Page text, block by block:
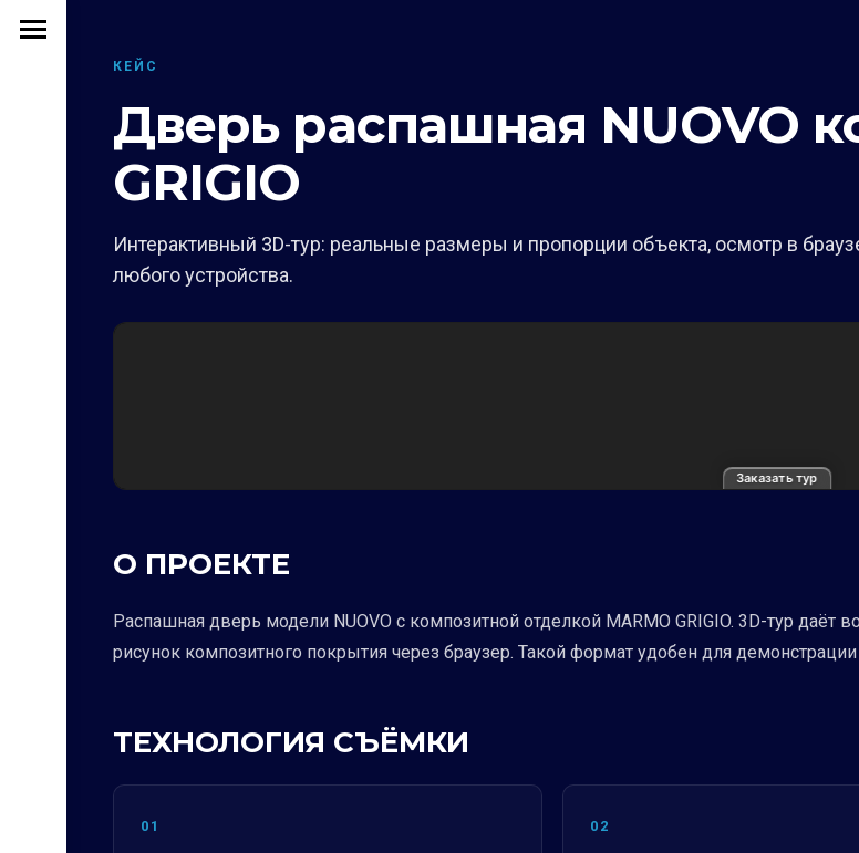
КЕЙС
Дверь распашная NUOVO
GRIGIO
Интерактивный 3D-тур: реальные размеры и пропорции объекта, осмотр в
любого устройства.
Заказать тур
О ПРОЕКТЕ
Распашная дверь модели NUOVO с композитной отделкой MARMO GRIGIO. 3D-тур
рисунок композитного покрытия через браузер. Такой формат удобен для
ТЕХНОЛОГИЯ СЪЁМКИ
01 02